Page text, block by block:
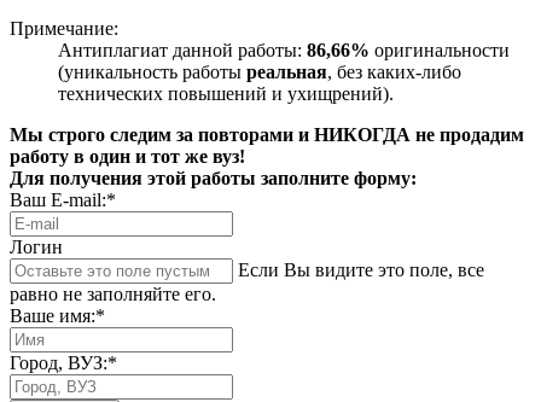
Примечание:
Антиплагиат данной работы: 86,66% оригинальности
(уникальность работы реальная, без каких-либо
технических повышений и ухищрений).
Мы строго следим за повторами и НИКОГДА не продадим
работу в один и тот же вуз!
Для получения этой работы заполните форму:
Ваш E-mail:*
Логин
Если Вы видите это поле, все
равно не заполняйте его.
Ваше имя:*
Город, ВУЗ:*